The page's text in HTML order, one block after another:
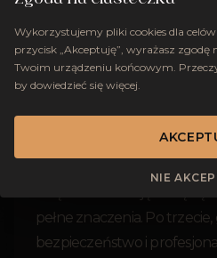
Po pierwsze, specjalizuję
chrztów, co gwarantuje
wyczucie w tym rodzaju
umiejętność uchwycenia
pełne znaczenia. Po
bezpieczeństwo i
Wykorzystujemy pliki cookies dla
przycisk „Akceptuję”, wyrażasz
Twoim urządzeniu końcowym.
by dowiedzieć się więcej.
NIE